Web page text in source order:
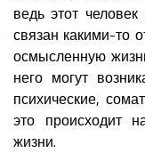
ведь этот
связан какими-то
осмысленную
него могут
психические,
это происходит
жизни.